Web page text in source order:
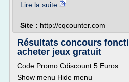
Lire la suite
Site : http://cqcounter.com
Résultats concours
acheter jeux gratuit
Code Promo Cdiscount 5 Euros
Show menu Hide menu